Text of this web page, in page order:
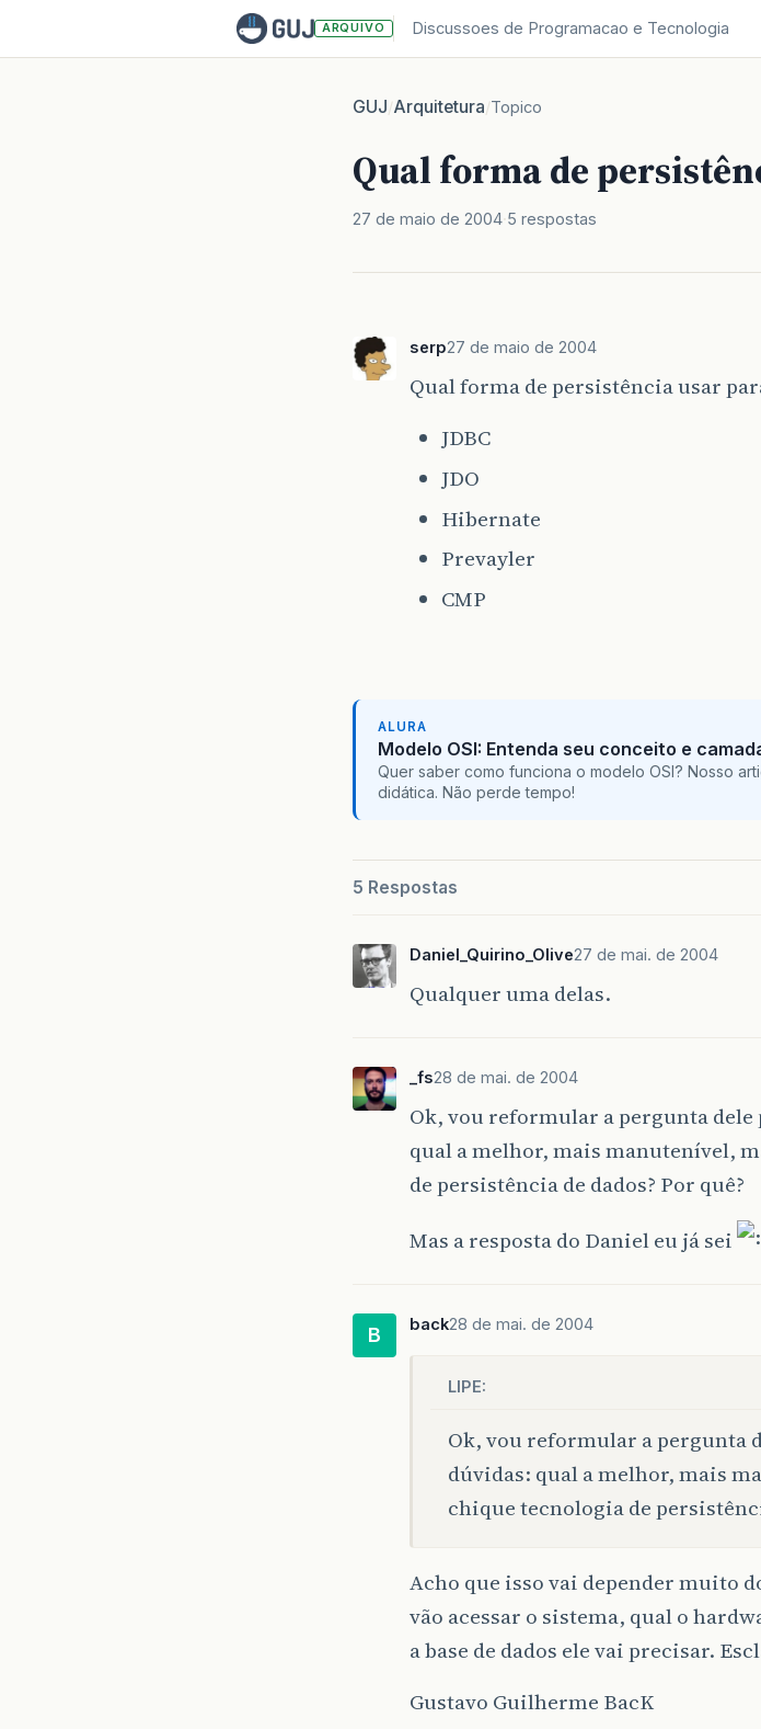
ARQUIVO Discussoes de Programacao e Tecnologia
GUJ/Arquitetura/Topico
Qual forma de
27 de maio de 2004 5 respostas
serp27 de maio de 2004
Qual forma de persistência usar
JDBC
JDO
Hibernate
Prevayler
CMP
ALURA
Modelo OSI: Entenda seu conceito e
Quer saber como funciona o modelo OSI? Nosso
didática. Não perde tempo!
5 Respostas
Daniel_Quirino_Olive27 de mai. de 2004
Qualquer uma delas.
_fs28 de mai. de 2004
Ok, vou reformular a pergunta
qual a melhor, mais manutenível,
de persistência de dados? Por quê?
Mas a resposta do Daniel eu já sei
B back28 de mai. de 2004
LIPE:
Ok, vou reformular a pergunta
dúvidas: qual a melhor, mais
chique tecnologia de
Acho que isso vai depender muito
vão acessar o sistema, qual o
a base de dados ele vai precisar.
Gustavo Guilherme BacK